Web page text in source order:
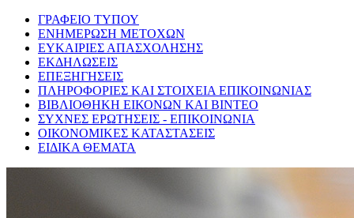
ΓΡΑΦΕΙΟ ΤΥΠΟΥ
ΕΝΗΜΕΡΩΣΗ ΜΕΤΟΧΩΝ
ΕΥΚΑΙΡΙΕΣ ΑΠΑΣΧΟΛΗΣΗΣ
ΕΚΔΗΛΩΣΕΙΣ
ΕΠΕΞΗΓΗΣΕΙΣ
ΠΛΗΡΟΦΟΡΙΕΣ ΚΑΙ ΣΤΟΙΧΕΙΑ ΕΠΙΚΟΙΝΩΝΙΑΣ
ΒΙΒΛΙΟΘΗΚΗ ΕΙΚΟΝΩΝ ΚΑΙ ΒΙΝΤΕΟ
ΣΥΧΝΕΣ ΕΡΩΤΗΣΕΙΣ - ΕΠΙΚΟΙΝΩΝΙΑ
ΟΙΚΟΝΟΜΙΚΕΣ ΚΑΤΑΣΤΑΣΕΙΣ
ΕΙΔΙΚΑ ΘΕΜΑΤΑ